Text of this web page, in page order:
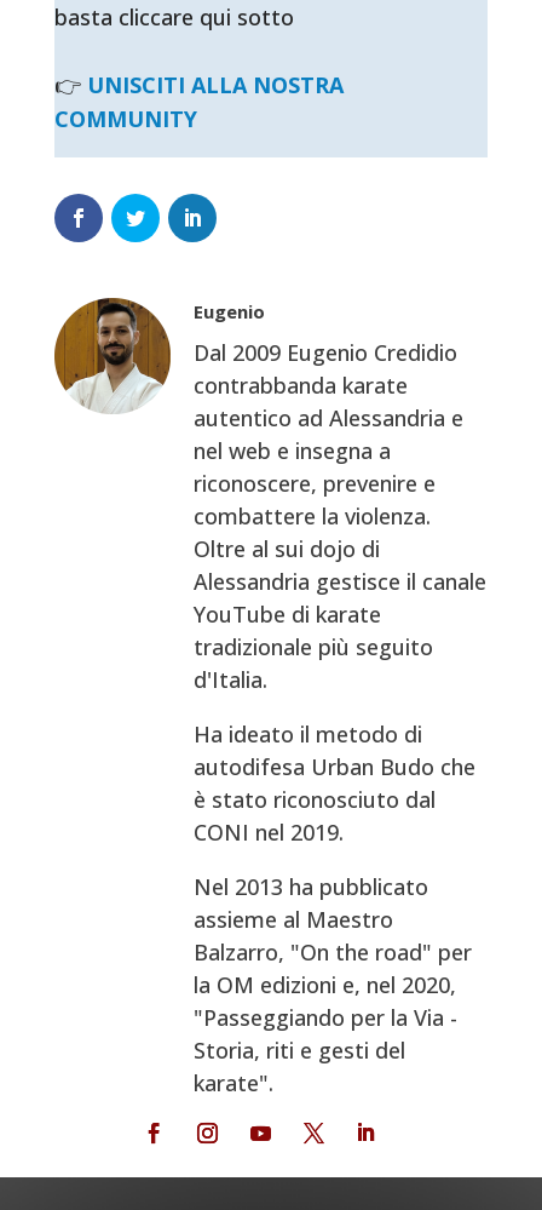
basta cliccare qui sotto
👉 UNISCITI ALLA NOSTRA
COMMUNITY
Eugenio
Dal 2009 Eugenio Credidio
contrabbanda karate
autentico ad Alessandria e
nel web e insegna a
riconoscere, prevenire e
combattere la violenza.
Oltre al sui dojo di
Alessandria gestisce il canale
YouTube di karate
tradizionale più seguito
d'Italia.
Ha ideato il metodo di
autodifesa Urban Budo che
è stato riconosciuto dal
CONI nel 2019.
Nel 2013 ha pubblicato
assieme al Maestro
Balzarro, "On the road" per
la OM edizioni e, nel 2020,
"Passeggiando per la Via -
Storia, riti e gesti del
karate".